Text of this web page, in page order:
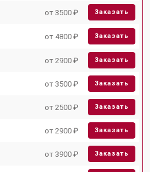
от 3500 ₽ Заказать
от 4800 ₽ Заказать
от 2900 ₽ Заказать
от 3500 ₽ Заказать
от 2500 ₽ Заказать
от 2900 ₽ Заказать
от 3900 ₽ Заказать